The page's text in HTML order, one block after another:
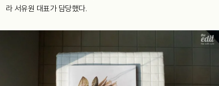
라 서유원 대표가 담당했다.